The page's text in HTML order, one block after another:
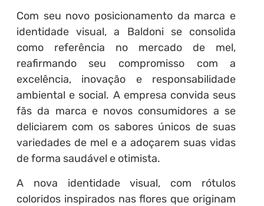
Com seu novo posicionamento da marca e
identidade visual, a Baldoni se consolida
como referência no mercado de mel,
reafirmando seu compromisso com a
excelência, inovação e responsabilidade
ambiental e social. A empresa convida seus
fãs da marca e novos consumidores a se
deliciarem com os sabores únicos de suas
variedades de mel e a adoçarem suas vidas
de forma saudável e otimista.
A nova identidade visual, com rótulos
coloridos inspirados nas flores que originam